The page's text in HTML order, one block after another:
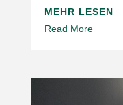
MEHR LESEN
Read More